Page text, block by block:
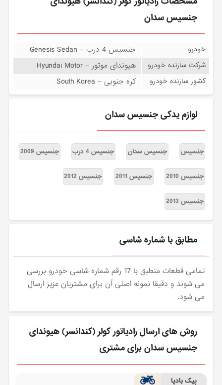
جنسیس سدان
خودرو جنسیس 4 درب – Genesis Sedan
شرکت سازنده خودرو هیوندای موتور – Hyundai Motor
کشور سازنده خودرو کره جنوبی – South Korea
لوازم یدکی جنسیس سدان
جنسیس جنسیس سدان جنسیس 4 درب جنسیس 2009
جنسیس 2010 جنسیس 2011 جنسیس 2012
جنسیس 2013
مطابق با شماره شاسی
تمامی قطعات منطبق با 17 رقم شماره شاسی خودرو بررسی
می شوند و دقیقا نمونه اصلی آن برای مشتریان عزیز ارسال
می شود.
روش های ارسال رادیاتور کولر (کندانسر) هیوندای
جنسیس سدان برای مشتری
پیک بادپا